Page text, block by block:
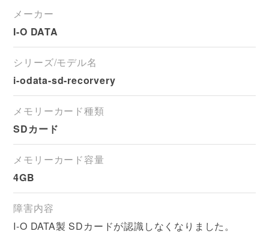
メーカー
I-O DATA
シリーズ/モデル名
i-odata-sd-recorvery
メモリーカード種類
SDカード
メモリーカード容量
4GB
障害内容
I-O DATA製 SDカードが認識しなくなりました。